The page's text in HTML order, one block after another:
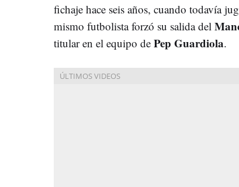
fichaje hace seis años, cuando todavía
mismo futbolista forzó su salida del
titular en el equipo de Pep Guardiola.